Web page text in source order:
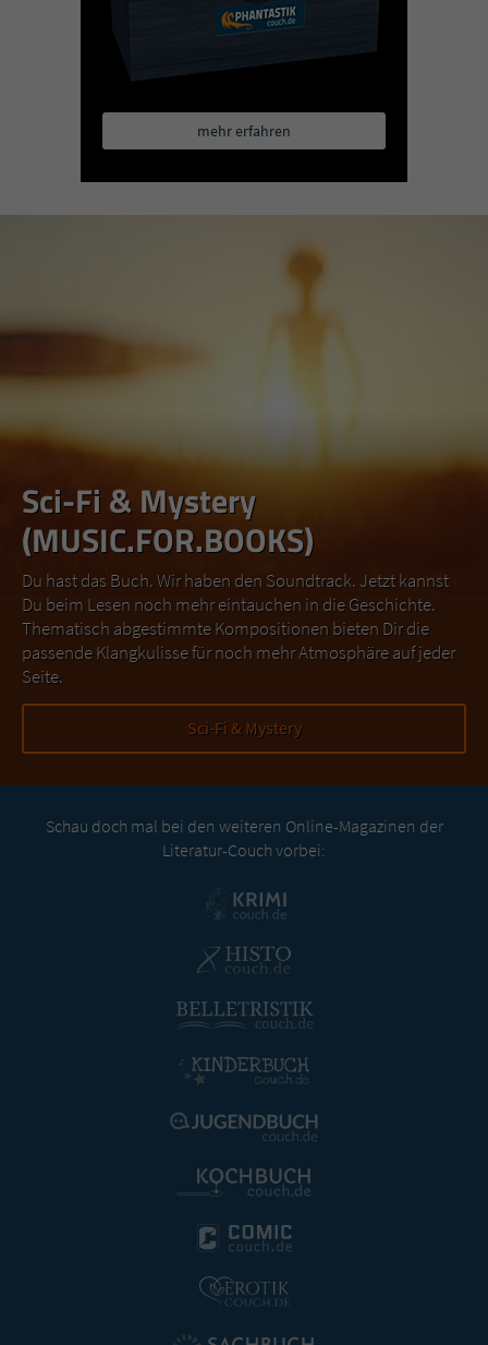
mehr erfahren
Sci-Fi & Mystery
(MUSIC.FOR.BOOKS)
Du hast das Buch. Wir haben den Soundtrack. Jetzt kannst
Du beim Lesen noch mehr eintauchen in die Geschichte.
Thematisch abgestimmte Kompositionen bieten Dir die
passende Klangkulisse für noch mehr Atmosphäre auf jeder
Seite.
Sci-Fi & Mystery
Schau doch mal bei den weiteren Online-Magazinen der
Literatur-Couch vorbei: